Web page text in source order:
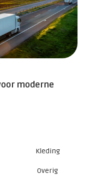
moderne
Kleding
Overig